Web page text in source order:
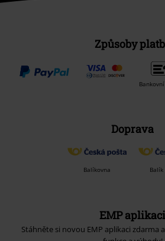
Způsoby platby
Doprava
EMP aplikaci
Stáhněte si novou EMP aplikaci zdarma
funkce a výhody!